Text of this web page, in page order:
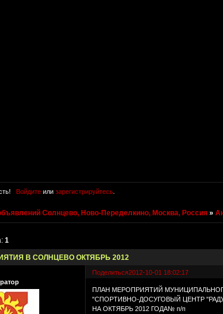
Войдитеили зарегистрируйтесь.
Солнцево, Ново-Переделкино, Москва, Россия »
В СОЛНЦЕВО ОКТЯБРЬ 2012
1
Поделиться2012-10-01 18:02:17
ПЛАН МЕРОПРИЯТИЙ
"СПОРТИВНО-ДОСУГОВЫЙ ЦЕНТР
НА ОКТЯБРЬ 2012 ГОДА№ п/п